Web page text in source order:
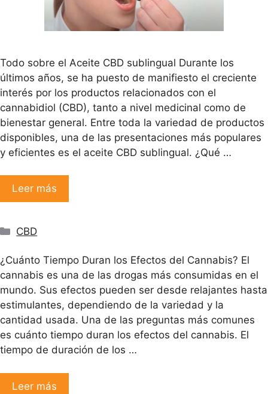
Todo sobre el Aceite CBD sublingual Durante los
últimos años, se ha puesto de manifiesto el creciente
interés por los productos relacionados con el
cannabidiol (CBD), tanto a nivel medicinal como de
bienestar general. Entre toda la variedad de productos
disponibles, una de las presentaciones más populares
y eficientes es el aceite CBD sublingual. ¿Qué …
Leer más
Categorías
CBD
¿Cuánto Tiempo Duran los Efectos del Cannabis? El
cannabis es una de las drogas más consumidas en el
mundo. Sus efectos pueden ser desde relajantes hasta
estimulantes, dependiendo de la variedad y la
cantidad usada. Una de las preguntas más comunes
es cuánto tiempo duran los efectos del cannabis. El
tiempo de duración de los …
Leer más